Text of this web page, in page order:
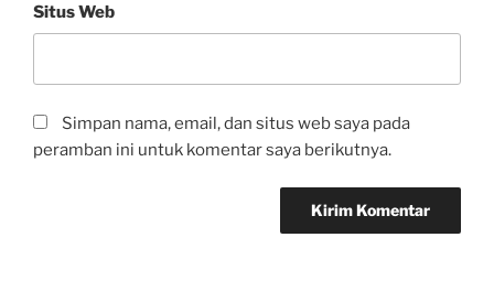
Situs Web
Simpan nama, email, dan situs web saya pada
peramban ini untuk komentar saya berikutnya.